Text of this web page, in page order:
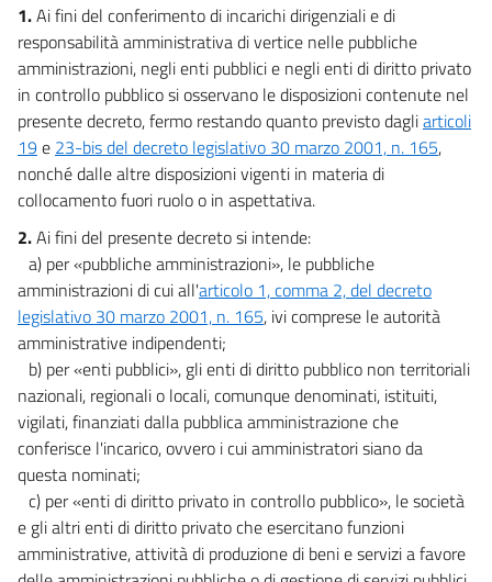
1.Ai fini del conferimento di incarichi dirigenziali e di
responsabilità amministrativa di vertice nelle pubbliche
amministrazioni, negli enti pubblici e negli enti di diritto privato
in controllo pubblico si osservano le disposizioni contenute nel
presente decreto, fermo restando quanto previsto dagliarticoli
19 e 23-bis del decreto legislativo 30 marzo 2001, n. 165,
nonché dalle altre disposizioni vigenti in materia di
collocamento fuori ruolo o in aspettativa.
2.Ai fini del presente decreto si intende:
a) per «pubbliche amministrazioni», le pubbliche
amministrazioni di cui all'articolo 1, comma 2, del decreto
legislativo 30 marzo 2001, n. 165, ivi comprese le autorità
amministrative indipendenti;
b) per «enti pubblici», gli enti di diritto pubblico non territoriali
nazionali, regionali o locali, comunque denominati, istituiti,
vigilati, finanziati dalla pubblica amministrazione che
conferisce l'incarico, ovvero i cui amministratori siano da
questa nominati;
c) per «enti di diritto privato in controllo pubblico», le società
e gli altri enti di diritto privato che esercitano funzioni
amministrative, attività di produzione di beni e servizi a favore